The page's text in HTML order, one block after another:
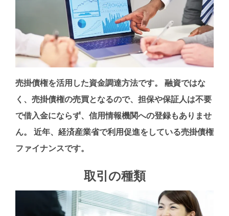
売掛債権を活用した資金調達方法です。 融資ではな
く、売掛債権の売買となるので、担保や保証人は不要
で借入金にならず、信用情報機関への登録もありませ
ん。 近年、経済産業省で利用促進をしている売掛債権
ファイナンスです。
取引の種類